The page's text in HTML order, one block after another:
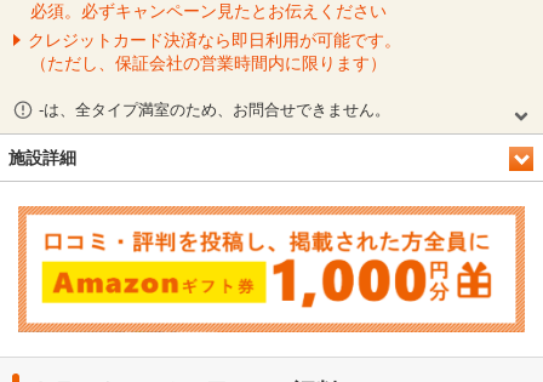
必須。必ずキャンペーン見たとお伝えください
クレジットカード決済なら即日利用が可能です。
（ただし、保証会社の営業時間内に限ります）
-は、全タイプ満室のため、お問合せできません。
施設詳細